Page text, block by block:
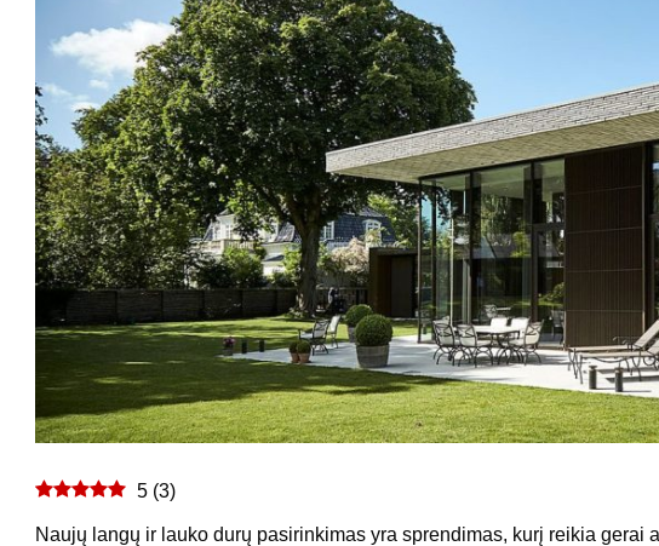
5 (3)
Naujų langų ir lauko durų pasirinkimas yra sprendimas, kurį reikia gerai